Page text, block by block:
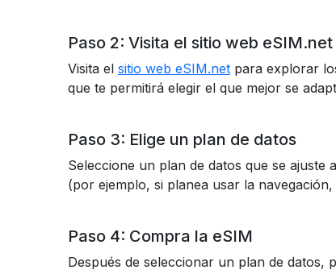
Paso 2: Visita el sitio web eSIM.net
Visita el sitio web eSIM.net para explorar
que te permitirá elegir el que mejor se
Paso 3: Elige un plan de datos
Seleccione un plan de datos que se ajuste
(por ejemplo, si planea usar la
Paso 4: Compra la eSIM
Después de seleccionar un plan de datos,